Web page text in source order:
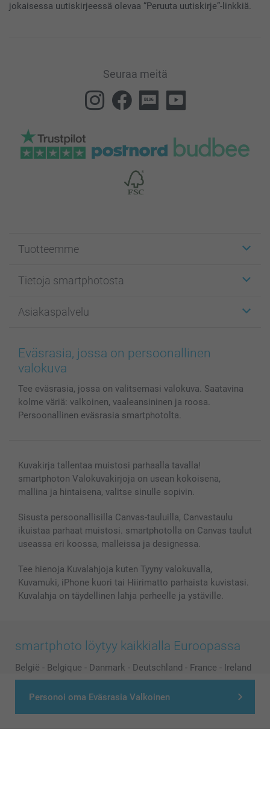
Personoi oma Eväsrasia Valkoinen
jokaisessa uutiskirjeessä olevaa “Peruuta uutiskirje”-linkkiä.
Seuraa meitä
Tuotteemme
Kuvakortit
Kuvakirjat
Valokuvat, Julisteet & Taskukirjat
Kännykkä & Tabletti
Kuvakalenterit & Päivyrit
Valokuvakehykset & Lisätarvikkeet
Tietoja smartphotosta
Affiliate ohjelma
Evästekäytäntö
Sivukartta
Investor Relations
Asiakaspalvelu
100% tyytyväisyystakuu
smartbonus
Tilausten tila
Eväsrasia, jossa on persoonallinen
valokuva
Tee eväsrasia, jossa on valitsemasi valokuva. Saatavina
kolme väriä: valkoinen, vaaleansininen ja roosa.
Persoonallinen eväsrasia smartphotolta.
Kuvakirja tallentaa muistosi parhaalla tavalla!
smartphoton Valokuvakirjoja on usean kokoisena,
mallina ja hintaisena, valitse sinulle sopivin.
Sisusta persoonallisilla Canvas-tauluilla, Canvastaulu
ikuistaa parhaat muistosi. smartphotolla on Canvas taulut
useassa eri koossa, malleissa ja designessa.
Tee hienoja Kuvalahjoja kuten Tyyny valokuvalla,
Kuvamuki, iPhone kuori tai Hiirimatto parhaista kuvistasi.
Kuvalahja on täydellinen lahja perheelle ja ystäville.
smartphoto löytyy kaikkialla Euroopassa
België - Belgique - Danmark - Deutschland - France - Ireland
- Nederland - Norge - Österreich - Schweiz - Suisse -
Switzerland - Suomi - Sverige - United Kingdom
Other Countries